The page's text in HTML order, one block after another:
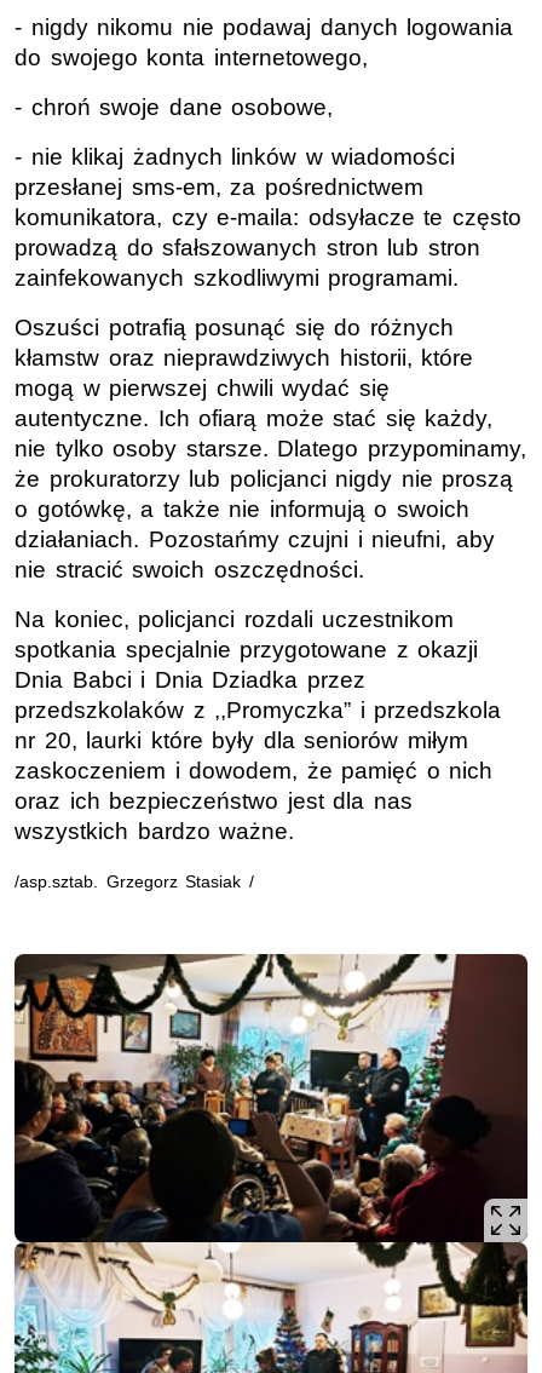
- nigdy nikomu nie podawaj danych logowania
do swojego konta internetowego,
- chroń swoje dane osobowe,
- nie klikaj żadnych linków w wiadomości
przesłanej sms-em, za pośrednictwem
komunikatora, czy e-maila: odsyłacze te często
prowadzą do sfałszowanych stron lub stron
zainfekowanych szkodliwymi programami.
Oszuści potrafią posunąć się do różnych
kłamstw oraz nieprawdziwych historii, które
mogą w pierwszej chwili wydać się
autentyczne. Ich ofiarą może stać się każdy,
nie tylko osoby starsze. Dlatego przypominamy,
że prokuratorzy lub policjanci nigdy nie proszą
o gotówkę, a także nie informują o swoich
działaniach. Pozostańmy czujni i nieufni, aby
nie stracić swoich oszczędności.
Na koniec, policjanci rozdali uczestnikom
spotkania specjalnie przygotowane z okazji
Dnia Babci i Dnia Dziadka przez
przedszkolaków z ,,Promyczka” i przedszkola
nr 20, laurki które były dla seniorów miłym
zaskoczeniem i dowodem, że pamięć o nich
oraz ich bezpieczeństwo jest dla nas
wszystkich bardzo ważne.
/asp.sztab. Grzegorz Stasiak /